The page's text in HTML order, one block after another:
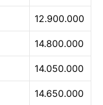
12.900.000
14.800.000
14.050.000
14.650.000